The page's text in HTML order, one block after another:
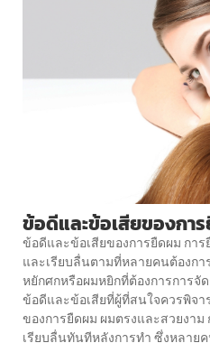
ข้อดีและข้อเสียของกา
ข้อดีและข้อเสียของการยืดผม กา
และเรียบลื่นตามที่หลายคนต้องก
หยักศกหรือผมหยิกที่ต้องการการจั
ข้อดีและข้อเสียที่ผู้ที่สนใจควรพิจ
ของการยืดผม ผมตรงและสวยงา
เรียบลื่นทันทีหลังการทำ ซึ่งหลาย